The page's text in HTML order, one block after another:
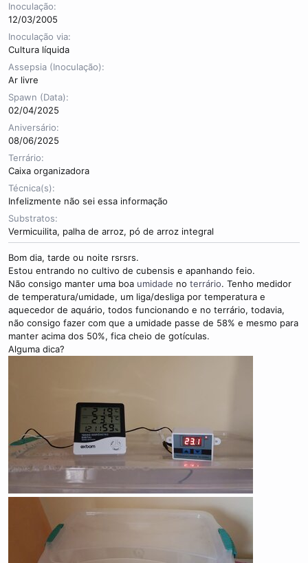
Inoculação
12/03/2005
Inoculação via
Cultura líquida
Assepsia (Inoculação)
Ar livre
Spawn (Data)
02/04/2025
Aniversário
08/06/2025
Terrário
Caixa organizadora
Técnica(s)
Infelizmente não sei essa informação
Substratos
Vermicuilita, palha de arroz, pó de arroz integral
Bom dia, tarde ou noite rsrsrs.
Estou entrando no cultivo de cubensis e apanhando feio.
Não consigo manter uma boa umidade no terrário. Tenho medidor
de temperatura/umidade, um liga/desliga por temperatura e
aquecedor de aquário, todos funcionando e no terrário, todavia,
não consigo fazer com que a umidade passe de 58% e mesmo para
manter acima dos 50%, fica cheio de gotículas.
Alguma dica?